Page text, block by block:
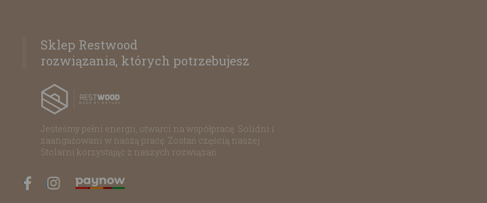
Sklep Restwood
rozwiązania, których potrzebujesz
Jesteśmy pełni energii, otwarci na współpracę. Solidni i
zaangażowani w naszą pracę. Zostań częścią naszej
Stolarni korzystając z naszych rozwiązań